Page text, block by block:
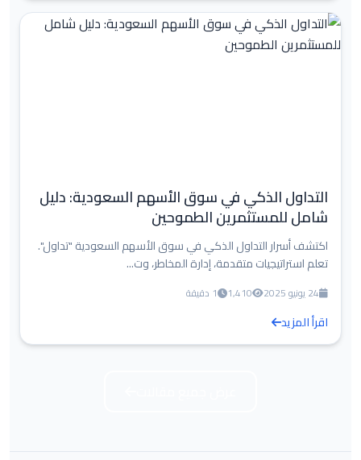
التداول الذكي في سوق الأسهم السعودية: دليل
شامل للمستثمرين الطموحين
اكتشف أسرار التداول الذكي في سوق الأسهم السعودية "تداول".
تعلم استراتيجيات متقدمة، إدارة المخاطر، وت...
24 يونيو 2025 1,410 1 دقيقة
اقرأ المزيد